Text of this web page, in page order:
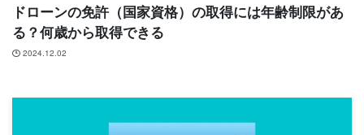
ドローンの免許（国家資格）の取得には年齢制限があ
る？何歳から取得できる
2024.12.02